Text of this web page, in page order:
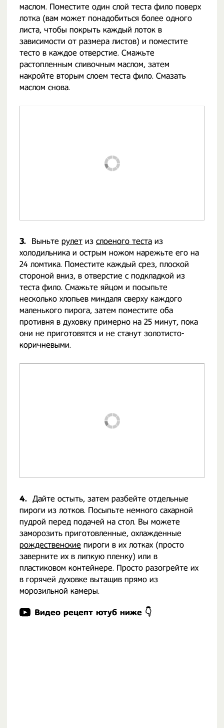
маслом. Поместите один слой теста фило поверх
лотка (вам может понадобиться более одного
листа, чтобы покрыть каждый лоток в
зависимости от размера листов) и поместите
тесто в каждое отверстие. Смажьте
растопленным сливочным маслом, затем
накройте вторым слоем теста фило. Смазать
маслом снова.
3. Выньте рулет из слоеного теста из
холодильника и острым ножом нарежьте его на
24 ломтика. Поместите каждый срез, плоской
стороной вниз, в отверстие с подкладкой из
теста фило. Смажьте яйцом и посыпьте
несколько хлопьев миндаля сверху каждого
маленького пирога, затем поместите оба
противня в духовку примерно на 25 минут, пока
они не приготовятся и не станут золотисто-
коричневыми.
4. Дайте остыть, затем разбейте отдельные
пироги из лотков. Посыпьте немного сахарной
пудрой перед подачей на стол. Вы можете
заморозить приготовленные, охлажденные
рождественские пироги в их лотках (просто
заверните их в липкую пленку) или в
пластиковом контейнере. Просто разогрейте их
в горячей духовке вытащив прямо из
морозильной камеры.
Видео рецепт ютуб ниже 👇